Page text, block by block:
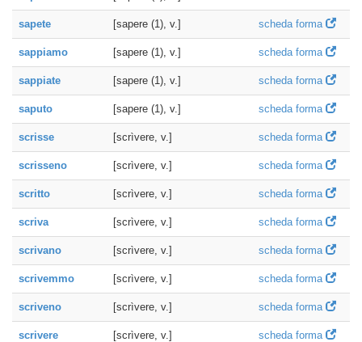
sapete [sapere (1), v.] scheda forma
sappiamo [sapere (1), v.] scheda forma
sappiate [sapere (1), v.] scheda forma
saputo [sapere (1), v.] scheda forma
scrisse [scrìvere, v.] scheda forma
scrisseno [scrìvere, v.] scheda forma
scritto [scrìvere, v.] scheda forma
scriva [scrìvere, v.] scheda forma
scrivano [scrìvere, v.] scheda forma
scrivemmo [scrìvere, v.] scheda forma
scriveno [scrìvere, v.] scheda forma
scrivere [scrìvere, v.] scheda forma